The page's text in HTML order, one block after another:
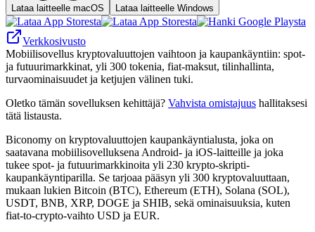
Lataa laitteelle macOS Lataa laitteelle Windows
Verkkosivusto
Mobiilisovellus kryptovaluuttojen vaihtoon ja kaupankäyntiin: spot-
ja futuurimarkkinat, yli 300 tokenia, fiat-maksut, tilinhallinta,
turvaominaisuudet ja ketjujen välinen tuki.
Oletko tämän sovelluksen kehittäjä? Vahvista omistajuus hallitaksesi
tätä listausta.
Biconomy on kryptovaluuttojen kaupankäyntialusta, joka on
saatavana mobiilisovelluksena Android- ja iOS-laitteille ja joka
tukee spot- ja futuurimarkkinoita yli 230 krypto-skripti-
kaupankäyntiparilla. Se tarjoaa pääsyn yli 300 kryptovaluuttaan,
mukaan lukien Bitcoin (BTC), Ethereum (ETH), Solana (SOL),
USDT, BNB, XRP, DOGE ja SHIB, sekä ominaisuuksia, kuten
fiat-to-crypto-vaihto USD ja EUR.